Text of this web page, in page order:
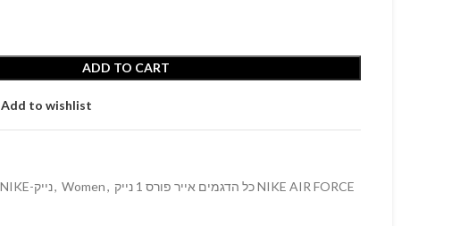
ADD TO CART
Add to wishlist
NIKE-נייק, Women, כל הדגמים אייר פורס 1 נייק NIKE AIR FORCE